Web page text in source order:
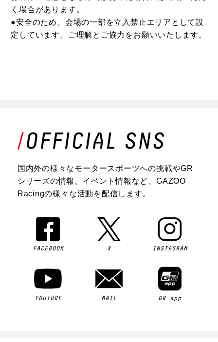
く場合があります。
●安全のため、会場の一部を立入禁止エリアとして設
定しています。ご理解とご協力をお願いいたします。
国内外の様々なモータースポーツへの挑戦やGR
シリーズの情報、イベント情報など、GAZOO
Racingの様々な活動を配信します。
FACEBOOK X INSTAGRAM
YOUTUBE MAIL GR app